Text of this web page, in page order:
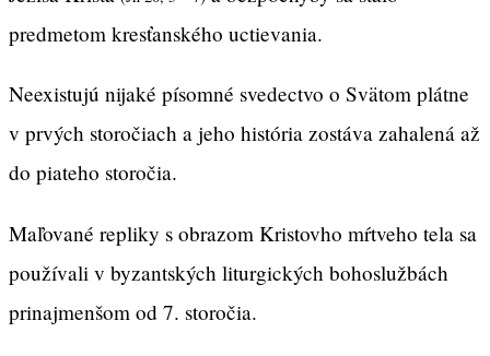
predmetom kresťanského uctievania.
Neexistujú nijaké písomné svedectvo o Svätom plátne
v prvých storočiach a jeho história zostáva zahalená až
do piateho storočia.
Maľované repliky s obrazom Kristovho mŕtveho tela sa
používali v byzantských liturgických bohoslužbách
prinajmenšom od 7. storočia.